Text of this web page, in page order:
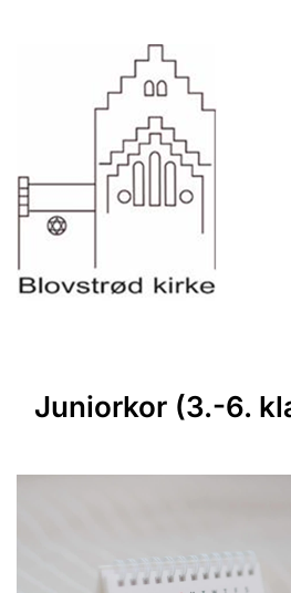
Juniorkor (3.-6.